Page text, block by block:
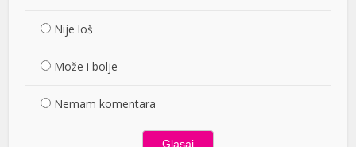
Nije loš
Može i bolje
Nemam komentara